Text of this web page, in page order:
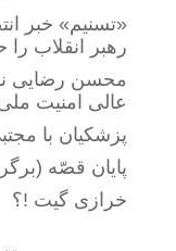
«تسنیم» خبر
رهبر انقلاب
محسن رضایی
عالی امنیت
پزشکیان با
پایان قصّه
خرازی گیت !؟